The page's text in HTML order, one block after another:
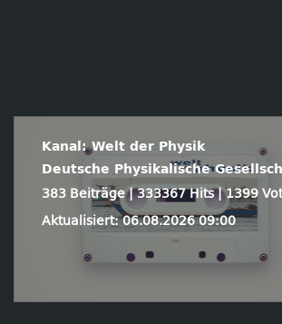
Kanal: Welt der Physik
Deutsche Physikalische
383 Beiträge | 333367 Hits | 1399
Aktualisiert: 06.08.2026 09:00